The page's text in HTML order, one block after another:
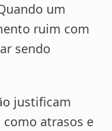
um
ruim com
sendo
justificam
atrasos e